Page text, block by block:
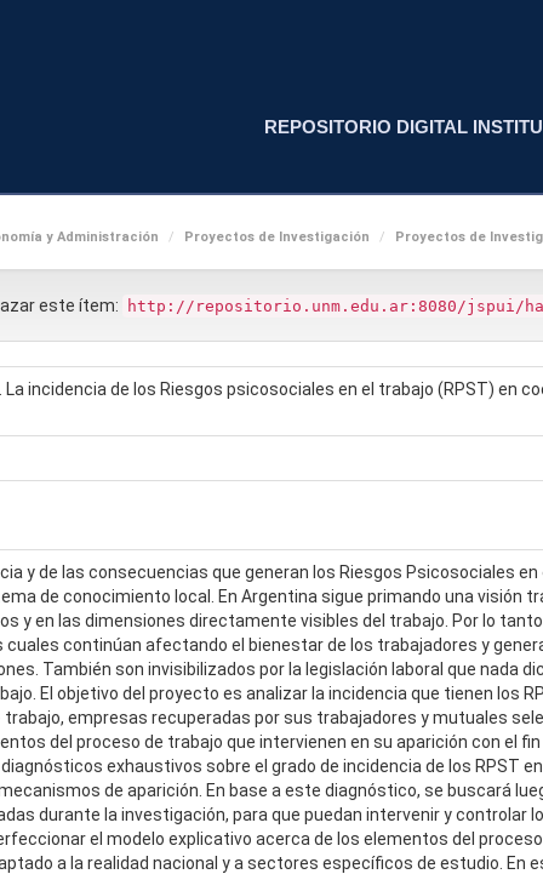
REPOSITORIO DIGITAL
y Administración Proyectos de Investigación Proyectos de
este ítem: http://repositorio.unm.edu.ar:8080/jspui/
La incidencia de los Riesgos psicosociales en el trabajo (RPST) en
y de las consecuencias que generan los Riesgos Psicosociales
de conocimiento local. En Argentina sigue primando una visión
y en las dimensiones directamente visibles del trabajo. Por lo
continúan afectando el bienestar de los trabajadores y
También son invisibilizados por la legislación laboral que nada
El objetivo del proyecto es analizar la incidencia que tienen los
empresas recuperadas por sus trabajadores y mutuales
del proceso de trabajo que intervienen en su aparición con el
exhaustivos sobre el grado de incidencia de los RPST
de aparición. En base a este diagnóstico, se buscará
durante la investigación, para que puedan intervenir y controlar
el modelo explicativo acerca de los elementos del
a la realidad nacional y a sectores específicos de estudio. En